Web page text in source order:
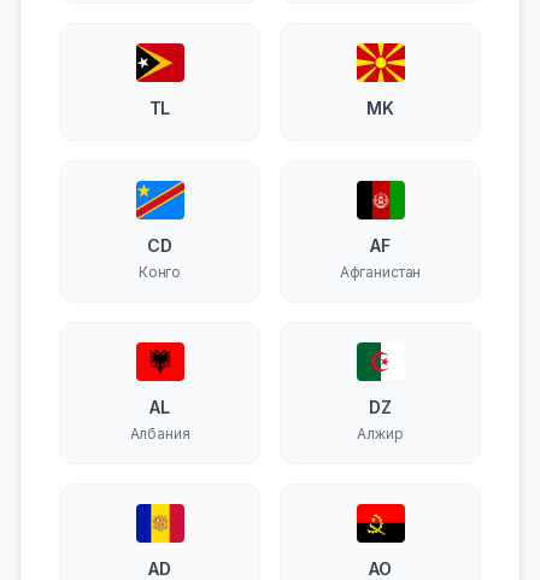
TL MK
CD
Конго
AF
Афганистан
AL
Албания
DZ
Алжир
AD AO